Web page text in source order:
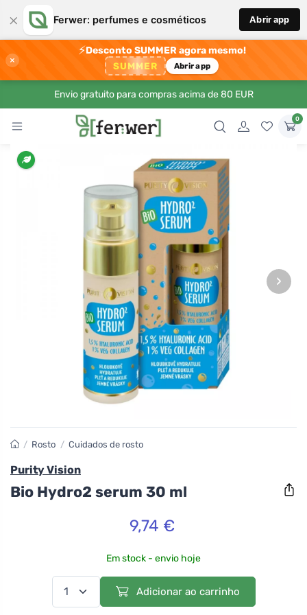
× Ferwer: perfumes e cosméticos Abrir app
×
⚡Desconto SUMMER agora mesmo!
SUMMER Abrir app
Envio gratuito para compras acima de 80 EUR
0
›
/ Rosto / Cuidados de rosto
Purity Vision
Bio Hydro2 serum 30 ml
9,74 €
Em stock - envio hoje
Adicionar ao carrinho